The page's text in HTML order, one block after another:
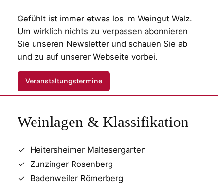
Gefühlt ist immer etwas los im Weingut Walz.
Um wirklich nichts zu verpassen abonnieren
Sie unseren Newsletter und schauen Sie ab
und zu auf unserer Webseite vorbei.
Veranstaltungstermine
Weinlagen & Klassifikation
Heitersheimer Maltesergarten
Zunzinger Rosenberg
Badenweiler Römerberg